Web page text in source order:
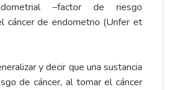
–factor de riesgo
cáncer de endometrio (Unfer et
y decir que una sustancia
de cáncer, al tomar el cáncer